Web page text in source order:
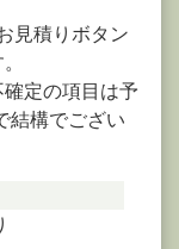
見積りボタン
確定の項目は予
結構でござい